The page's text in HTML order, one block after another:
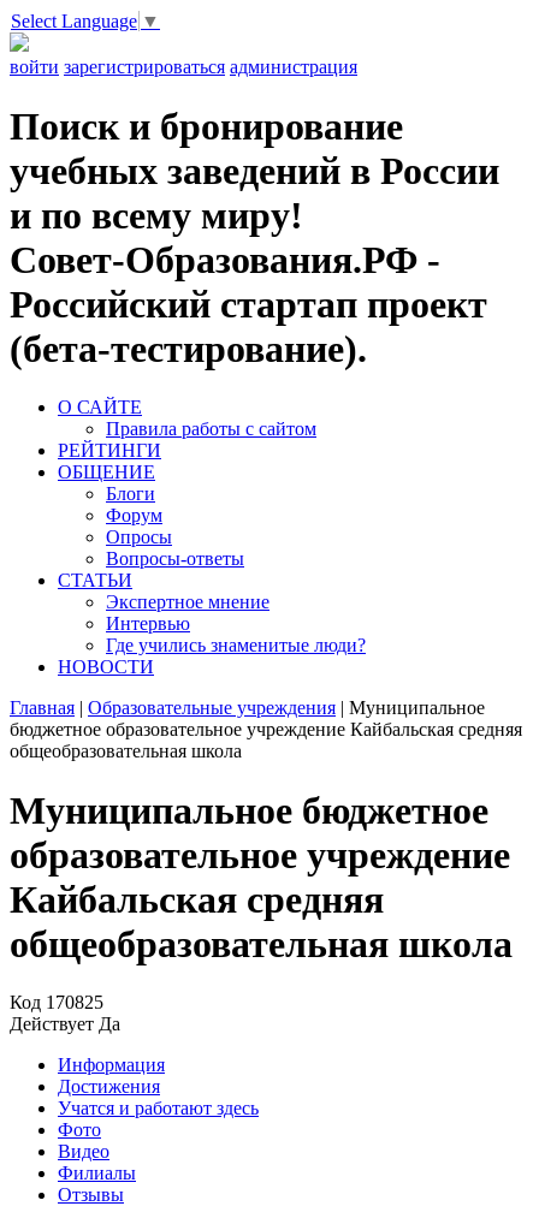
Select Language ▼
войти зарегистрироваться администрация
Поиск и бронирование
учебных заведений в России
и по всему миру!
Совет-Образования.РФ -
Российский стартап проект
(бета-тестирование).
О САЙТЕ
Правила работы с сайтом
РЕЙТИНГИ
ОБЩЕНИЕ
Блоги
Форум
Опросы
Вопросы-ответы
СТАТЬИ
Экспертное мнение
Интервью
Где учились знаменитые люди?
НОВОСТИ
Главная | Образовательные учреждения | Муниципальное
бюджетное образовательное учреждение Кайбальская средняя
общеобразовательная школа
Муниципальное бюджетное
образовательное учреждение
Кайбальская средняя
общеобразовательная школа
Код 170825
Действует Да
Информация
Достижения
Учатся и работают здесь
Фото
Видео
Филиалы
Отзывы